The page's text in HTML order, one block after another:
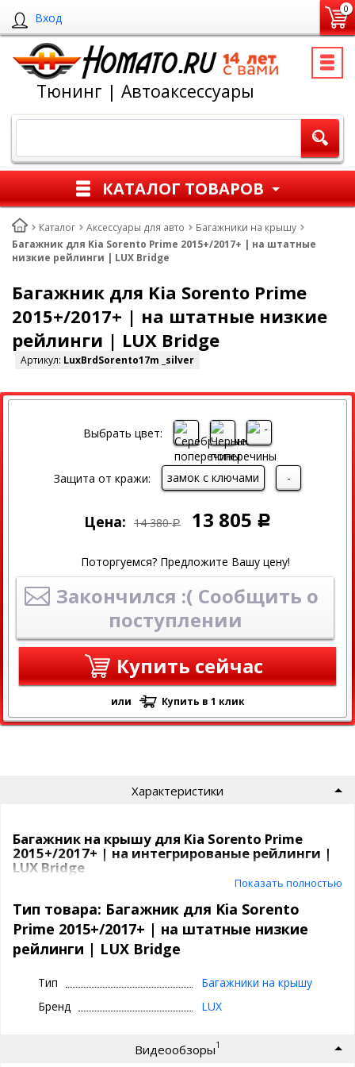
Вход
0
Тюнинг | Автоаксессуары
КАТАЛОГ ТОВАРОВ
Каталог Аксессуары для авто
Багажники на крышу
Багажник для Kia Sorento Prime 2015+/2017+ | на штатные
низкие рейлинги | LUX Bridge
Багажник для Kia Sorento Prime
2015+/2017+ | на штатные низкие
рейлинги | LUX Bridge
Артикул: LuxBrdSorento17m _silver
СКИДКА
СКИДКА 4% ПРИ ОНЛАЙН ОПЛАТЕ
Выбрать цвет:
Защита от кражи: замок с ключами -
Цена: 14 380 Р 13 805 Р
Поторгуемся? Предложите Вашу цену!
Закончился :( Сообщить о
поступлении
Купить сейчас
или Купить в 1 клик
Характеристики
Багажник на крышу для Kia Sorento Prime
2015+/2017+ | на интегрированые рейлинги |
LUX Bridge
Багажная система LUX BRIDGE предназначена для установки
на Kia Sorento Prime 2015+/2017+ с интегрированными
рейлингами или штатными местами на крыше. На сегодняшний
день это один из самых красивых багажников, созданный
полностью в соответствии с текущим трендом. А эксклюзивные
аэродинамические крыловидные дуги аэро-трэвэл LUX делают
езду с данным багажником наиболее бесшумной.
Багажник ЛЮКС БРИДЖ предлагается в двух цветах:
черные поперечины
Показать полностью
Тип товара: Багажник для Kia Sorento
Prime 2015+/2017+ | на штатные низкие
рейлинги | LUX Bridge
Тип
Багажники на крышу
Бренд
LUX
Видеообзоры1